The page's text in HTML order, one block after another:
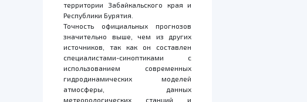
территории Забайкальского края и
Республики Бурятия.
Точность официальных прогнозов
значительно выше, чем из других
источников, так как он составлен
специалистами-синоптиками с
использованием современных
гидродинамических моделей
атмосферы, данных
метеорологических станций и